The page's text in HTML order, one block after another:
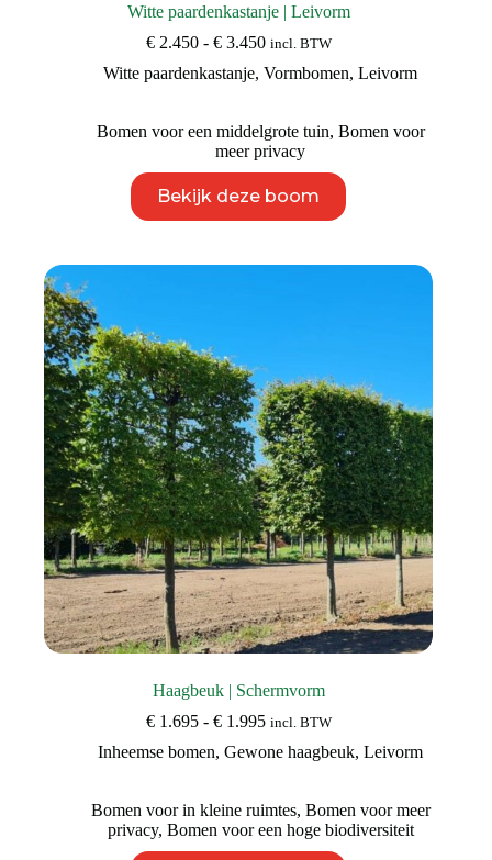
Witte paardenkastanje | Leivorm
€2.450 - €3.450Prijsklasse:
tot
incl. BTW
Witte paardenkastanje,Vormbomen,Leivorm
Bomen voor een middelgrote tuin, Bomen voor
meer privacy
Bekijk deze boom
product
heeft
op
de
productpagina
Haagbeuk | Schermvorm
€1.695 - €1.995Prijsklasse:
tot
incl. BTW
Inheemse bomen,Gewone haagbeuk,Leivorm
Bomen voor in kleine ruimtes, Bomen voor meer
privacy, Bomen voor een hoge biodiversiteit